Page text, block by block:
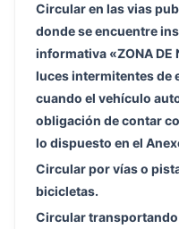
Circular en las vias
donde se encuentre
informativa «ZONA DE
luces intermitentes de
cuando el vehículo
obligación de contar
lo dispuesto en el
Circular por vías o
bicicletas.
Circular